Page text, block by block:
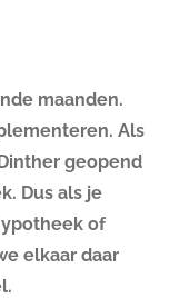
maanden.
Als
geopend
Dus als je
of
elkaar daar